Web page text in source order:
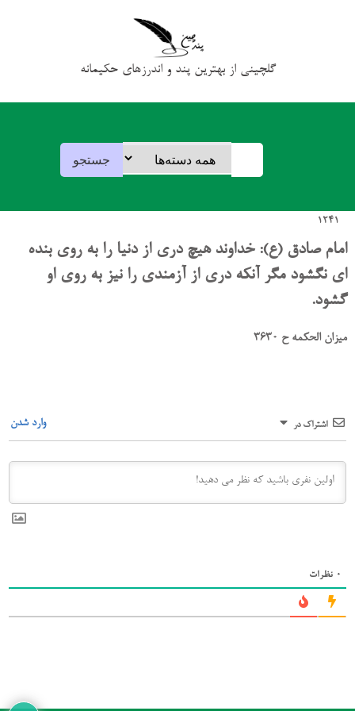
گلچینی از بهترین پند و اندرزهای حکیمانه
1241
امام صادق (ع): خداوند هیچ دری از دنیا را به روی بنده
ای نگشود مگر آنکه دری از آزمندی را نیز به روی او
گشود.
میزان الحکمه ح 3630
اشتراک در وارد شدن
0 نظرات